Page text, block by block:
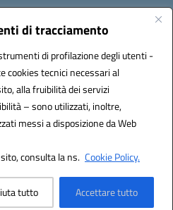
di tracciamento
di profilazione degli utenti -
cookies tecnici necessari al
alla fruibilità dei servizi
– sono utilizzati, inoltre,
messi a disposizione da Web
consulta la ns. Cookie Policy.
tutto Accettare tutto
per le palestre
- Tel 079293287 - Fax 0793764116
PEC: ssvc010009@pec.istruzione.it
- C.F. Scuole 92073300904
by 3D Solution S.r.l.
by Designers Italia